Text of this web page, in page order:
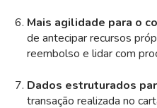
Mais agilidade para o
de antecipar recursos
reembolso e lidar com
Dados estruturados
transação realizada no